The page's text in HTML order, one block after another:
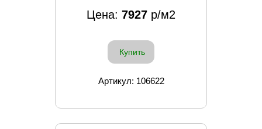
Цена: 7927 р/м2
Купить
Артикул: 106622